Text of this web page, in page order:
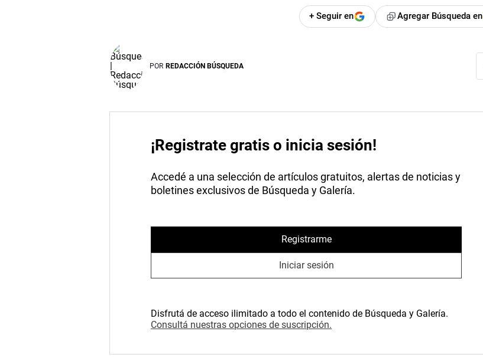
+ Seguir en Agregar Búsqueda en
POR REDACCIÓN BÚSQUEDA
¡Registrate gratis o inicia sesión!
Accedé a una selección de artículos gratuitos, alertas de noticias y
boletines exclusivos de Búsqueda y Galería.
Registrarme
Iniciar sesión
Disfrutá de acceso ilimitado a todo el contenido de Búsqueda y Galería.
Consultá nuestras opciones de suscripción.